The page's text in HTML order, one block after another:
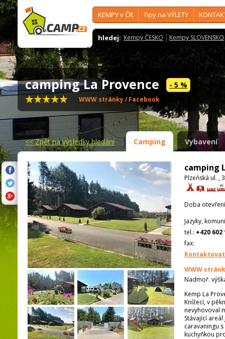
KEMPY v ČR Tipy na VÝLETY
hledej: Kempy ČESKO Kempy SLOVENSKO
camping La Provence - 5 %
WWW stránky/Facebook
<<Zpět na výsledky hledání Camping Vybavení
camping
Plzeňská ul. ,
Doba
Jazyky,
tel.: +420 602
fax:
WWW
Nadmoř.
Kemp La
Knížecí, v
nevyhovoval
Stávající
caravaningu
kuchyňkou